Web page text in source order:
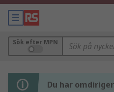
Sök efter MPN
Du har